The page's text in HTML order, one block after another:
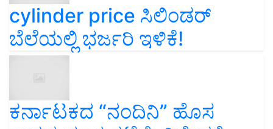
cylinder price ಸಿಲಿಂಡರ್‌
ಬೆಲೆಯಲ್ಲಿ ಭರ್ಜರಿ ಇಳಿಕೆ!
ಕರ್ನಾಟಕದ “ನಂದಿನಿ” ಹೊಸ